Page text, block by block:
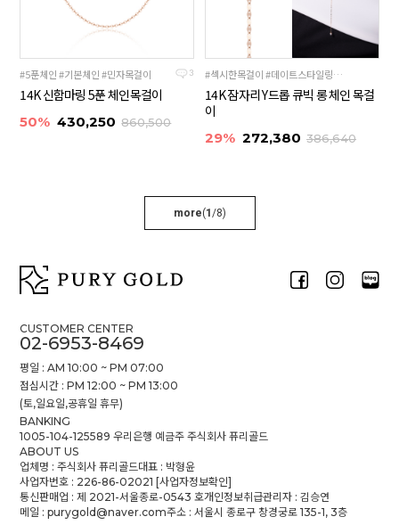
3
#5푼체인 #기본체인 #민자목걸이
14K 신함마링 5푼 체인목걸이
50% 430,250 860,500
#섹시한목걸이 #데이트스타일링 #14cm드롭
14K 잠자리 Y드롭 큐빅 롱 체인 목걸
이
29% 272,380 386,640
more(1/8)
CUSTOMER CENTER
02-6953-8469
평일 : AM 10:00 ~ PM 07:00
점심시간 : PM 12:00 ~ PM 13:00
(토,일요일,공휴일 휴무)
BANKING
1005-104-125589 우리은행 예금주 주식회사 퓨리골드
ABOUT US
업체명 : 주식회사 퓨리골드대표 : 박형윤
사업자번호 : 226-86-02021 [사업자정보확인]
통신판매업 : 제 2021-서울종로-0543 호개인정보취급관리자 : 김승연
메일 : purygold@naver.com주소 : 서울시 종로구 창경궁로 135-1, 3층